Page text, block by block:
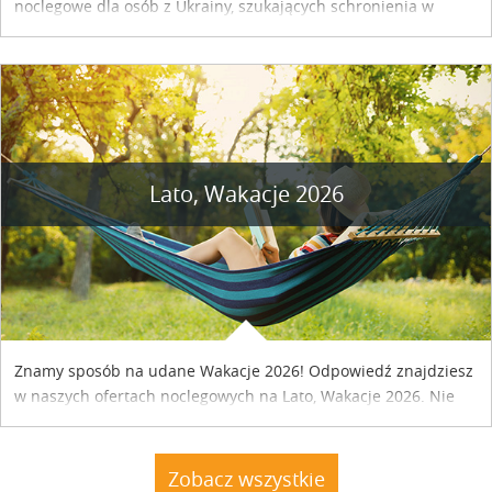
noclegowe dla osób z Ukrainy, szukających schronienia w
Lato, Wakacje 2026
Znamy sposób na udane Wakacje 2026! Odpowiedź znajdziesz
w naszych ofertach noclegowych na Lato, Wakacje 2026. Nie
zwlekaj atrakcyjne noclegi czekają...
Zobacz wszystkie